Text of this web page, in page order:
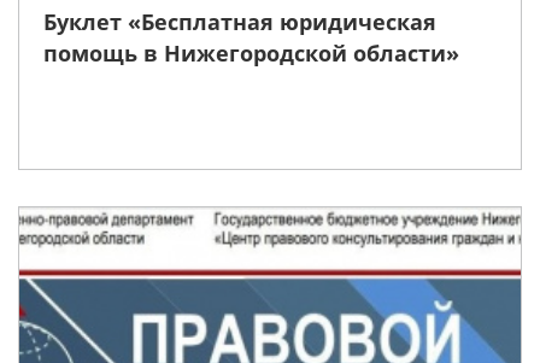
Буклет «Бесплатная юридическая
помощь в Нижегородской области»